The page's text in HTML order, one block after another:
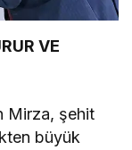
VE
Mirza, şehit
büyük